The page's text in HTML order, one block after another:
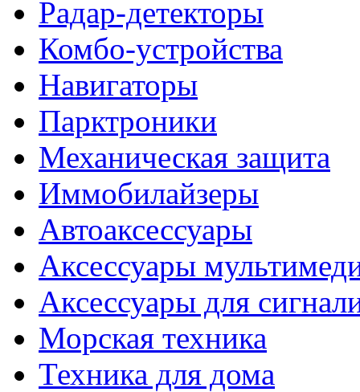
Радар-детекторы
Комбо-устройства
Навигаторы
Парктроники
Механическая защита
Иммобилайзеры
Автоаксессуары
Аксессуары
Аксессуары для
Морская техника
Техника для дома